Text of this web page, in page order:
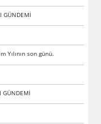
GÜNDEMİ
Yılının son günü.
GÜNDEMİ